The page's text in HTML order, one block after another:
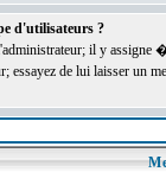
d'utilisateurs ?
il y
essayez de lui laisser un